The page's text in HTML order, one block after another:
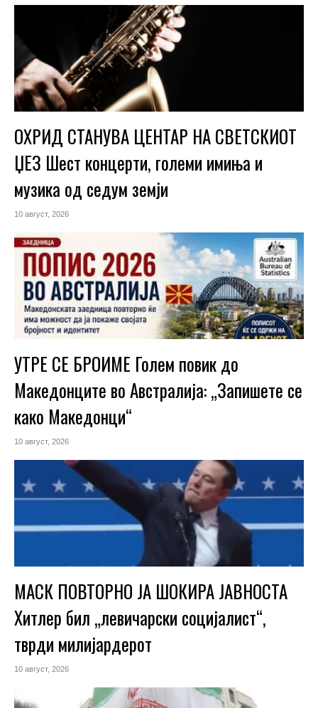
ОХРИД СТАНУВА ЦЕНТАР НА СВЕТСКИОТ
ЏЕЗ Шест концерти, големи имиња и
музика од седум земји
10 август, 2026
УТРЕ СЕ БРОИМЕ Голем повик до
Македонците во Австралија: „Запишете се
како Македонци“
10 август, 2026
МАСК ПОВТОРНО ЈА ШОКИРА ЈАВНОСТА
Хитлер бил „левичарски социјалист“,
тврди милијардерот
10 август, 2026